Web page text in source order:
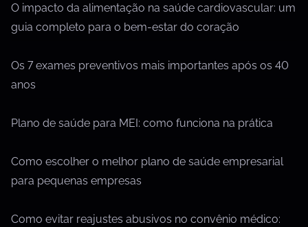
O impacto da alimentação na saúde cardiovascular: um
guia completo para o bem-estar do coração
Os 7 exames preventivos mais importantes após os 40
anos
Plano de saúde para MEI: como funciona na prática
Como escolher o melhor plano de saúde empresarial
para pequenas empresas
Como evitar reajustes abusivos no convênio médico: